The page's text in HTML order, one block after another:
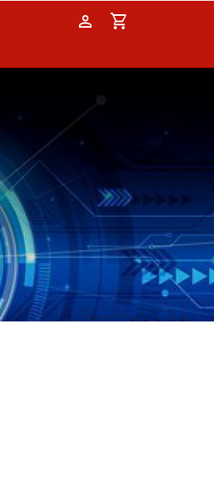
person shopping_cart